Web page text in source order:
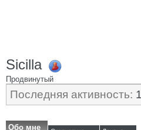
Sicilla
Продвинутый
Последняя активность:
Обо мне